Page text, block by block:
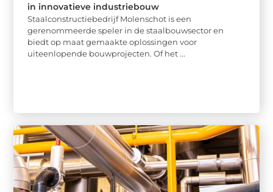
in innovatieve industriebouw
Staalconstructiebedrijf Molenschot is een
gerenommeerde speler in de staalbouwsector en
biedt op maat gemaakte oplossingen voor
uiteenlopende bouwprojecten. Of het ...